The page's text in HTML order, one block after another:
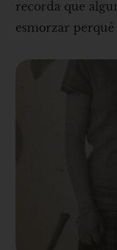
recorda que
esmorzar